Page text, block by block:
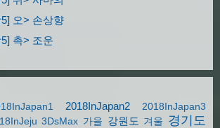
오> 손상향
촉> 조운
2018InJapan2
2018InJapan3
3DsMax 가을 강원도 겨울 경기도